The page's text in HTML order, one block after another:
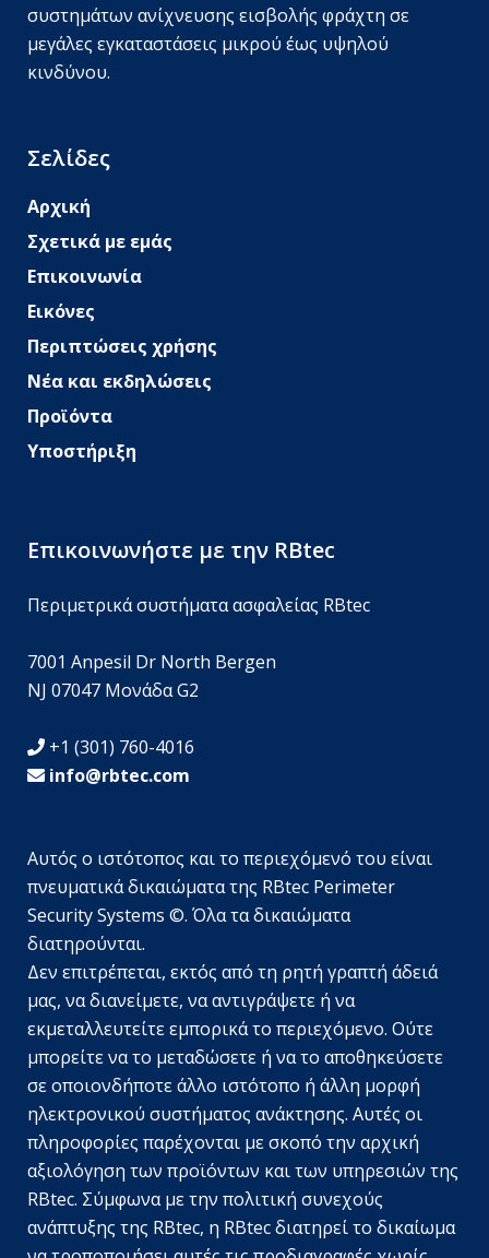
συστημάτων ανίχνευσης εισβολής φράχτη σε
μεγάλες εγκαταστάσεις μικρού έως υψηλού
κινδύνου.
Σελίδες
Αρχική
Σχετικά με εμάς
Επικοινωνία
Εικόνες
Περιπτώσεις χρήσης
Νέα και εκδηλώσεις
Προϊόντα
Υποστήριξη
Επικοινωνήστε με την RBtec
Περιμετρικά συστήματα ασφαλείας RBtec
7001 Anpesil Dr North Bergen
NJ 07047 Μονάδα G2
+1 (301) 760-4016
info@rbtec.com
Αυτός ο ιστότοπος και το περιεχόμενό του είναι
πνευματικά δικαιώματα της RBtec Perimeter
Security Systems ©. Όλα τα δικαιώματα
διατηρούνται.
Δεν επιτρέπεται, εκτός από τη ρητή γραπτή άδειά
μας, να διανείμετε, να αντιγράψετε ή να
εκμεταλλευτείτε εμπορικά το περιεχόμενο. Ούτε
μπορείτε να το μεταδώσετε ή να το αποθηκεύσετε
σε οποιονδήποτε άλλο ιστότοπο ή άλλη μορφή
ηλεκτρονικού συστήματος ανάκτησης. Αυτές οι
πληροφορίες παρέχονται με σκοπό την αρχική
αξιολόγηση των προϊόντων και των υπηρεσιών της
RBtec. Σύμφωνα με την πολιτική συνεχούς
ανάπτυξης της RBtec, η RBtec διατηρεί το δικαίωμα
PL
TR
DE_DE
EN_GB
JA